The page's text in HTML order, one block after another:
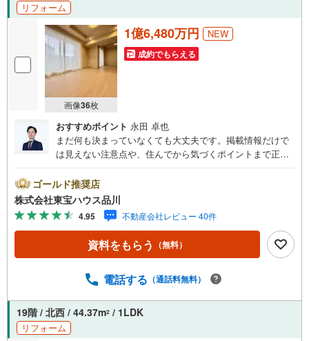
リフォーム
画像36枚
1億6,480万円 NEW
成約でもらえる
おすすめポイント 永田 卓也
まだ何も決まっていなくても大丈夫です。掲載情報だけで
は見えない注意点や、住んでから気づくポイントまで正直
とも包み隠さずお伝えし、「納得して選ぶ」ためのサポー
トを大切にしています。現地でしか分からないリアルな情
報も含めて、一緒に後悔しない住まい探しを進めていきま
しょう。まずはお気軽にご相談ください。【Yahoo！ 不動
産キャンペーン対象店舗】当店で物件を成約するとPayPay
ボーナスライトがもらえる「Yahoo！ 不動産 物件ご成約キ
予約をする」ボタンからお問い合わせください。※必ずYah
スライトは出金と譲渡はできません。ご案内・詳細な資料
のご請求はお気軽にどうぞ♪お電話でのお問い合わせも常
時受け付けております！お気軽にお問い合わせください。
ゴールド推奨店
株式会社東宝ハウス品川
4.95 不動産会社レビュー 40件
資料をもらう （無料）
電話する （通話料無料）
19階 / 北西 / 44.37m2 / 1LDK
リフォーム